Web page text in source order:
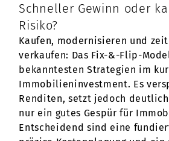
Schneller Gewinn oder
Risiko?
Kaufen, modernisieren und
verkaufen: Das Fix-&-Flip-
bekanntesten Strategien im
Immobilieninvestment. Es
Renditen, setzt jedoch
nur ein gutes Gespür für
Entscheidend sind eine